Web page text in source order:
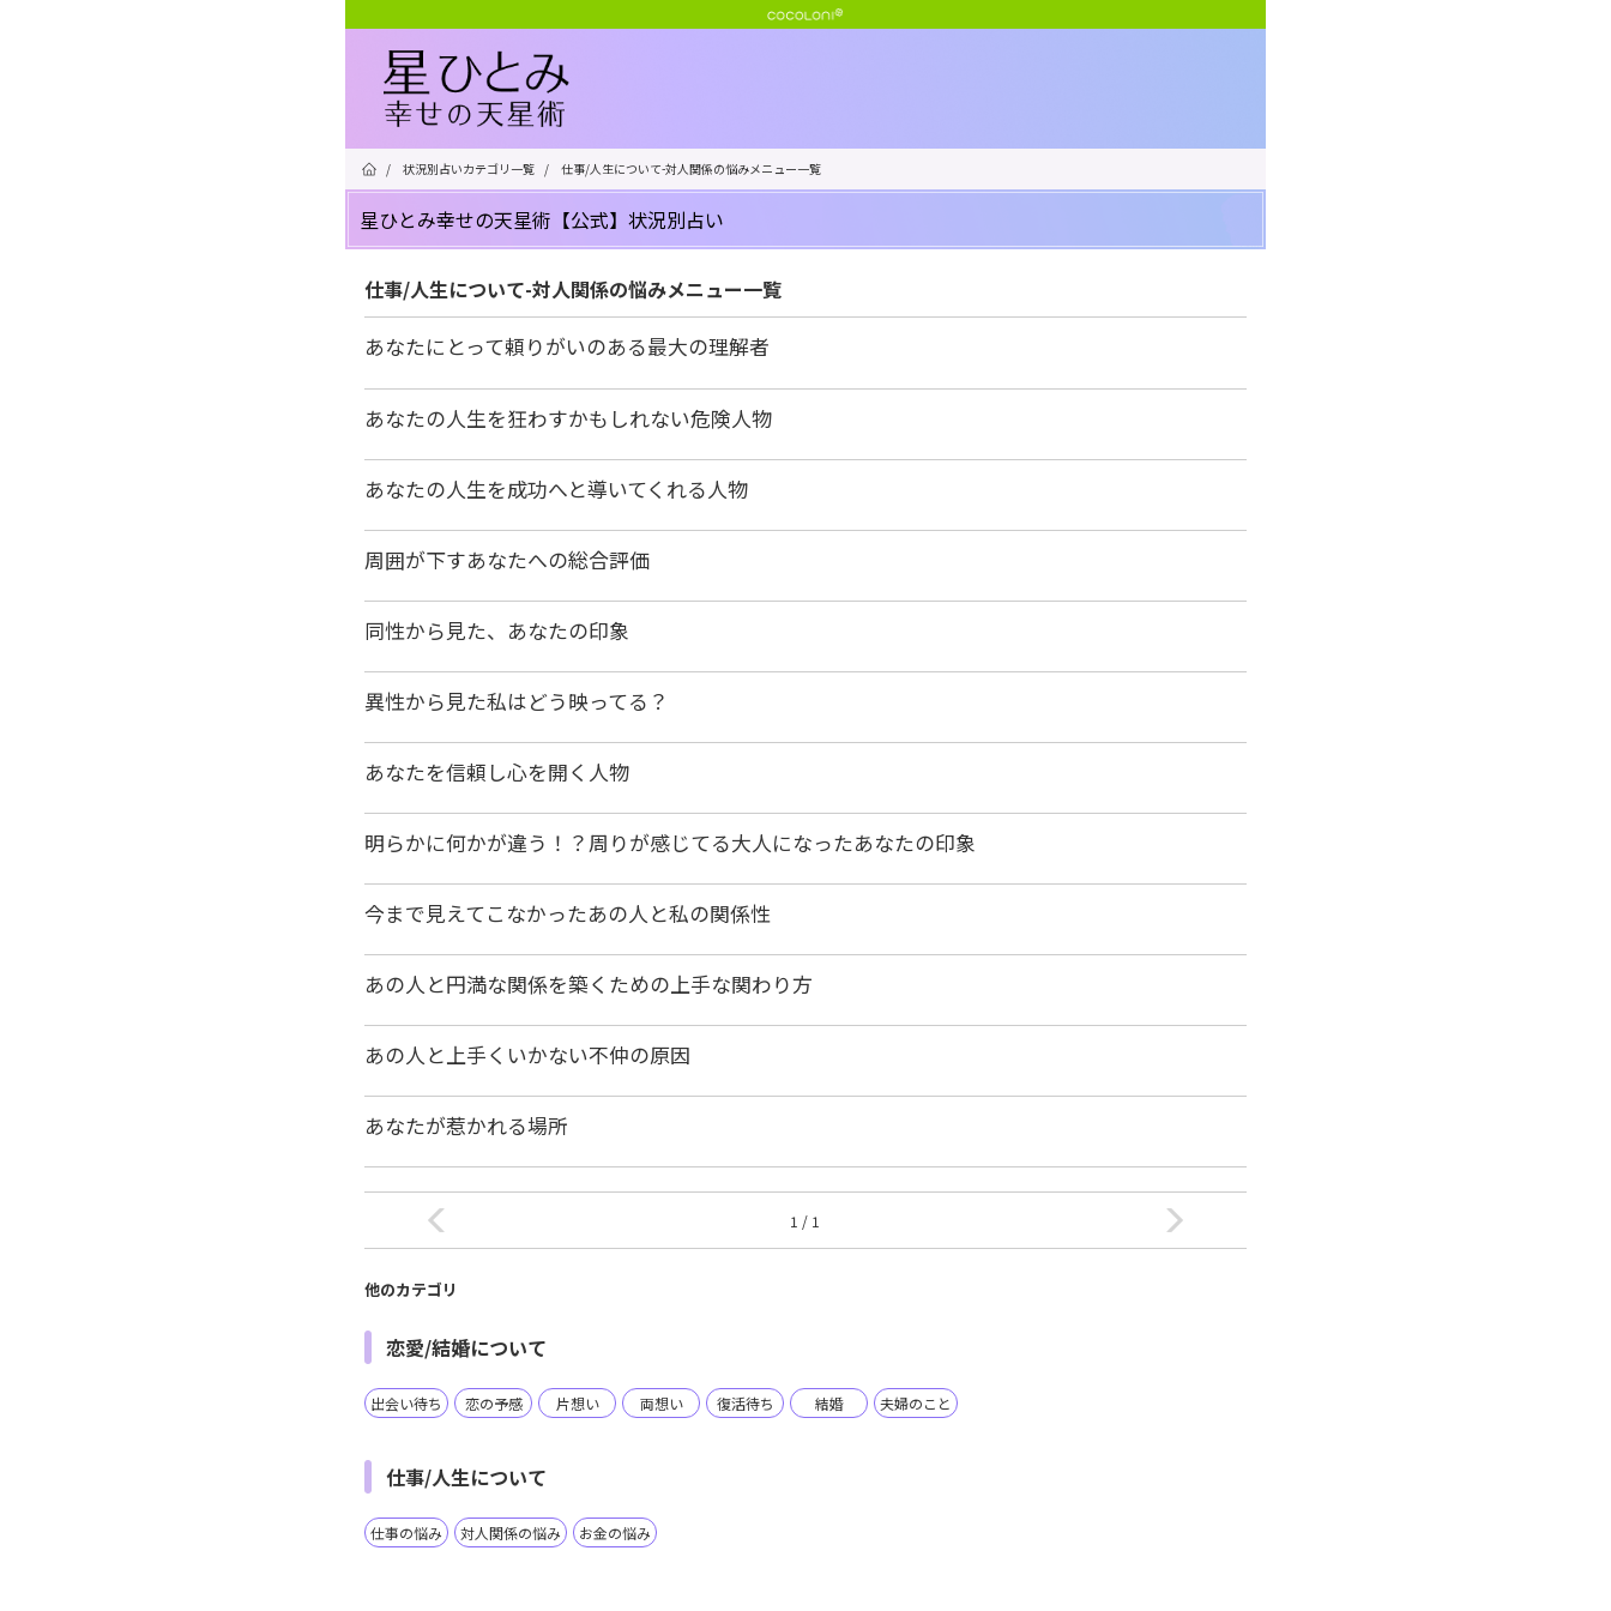
/ 状況別占いカテゴリ一覧 / 仕事/人生について-対人関係の悩みメニュー一覧
星ひとみ幸せの天星術【公式】状況別占い
仕事/人生について-対人関係の悩みメニュー一覧
あなたにとって頼りがいのある最大の理解者
あなたの人生を狂わすかもしれない危険人物
あなたの人生を成功へと導いてくれる人物
周囲が下すあなたへの総合評価
同性から見た、あなたの印象
異性から見た私はどう映ってる？
あなたを信頼し心を開く人物
明らかに何かが違う！？周りが感じてる大人になったあなたの印象
今まで見えてこなかったあの人と私の関係性
あの人と円満な関係を築くための上手な関わり方
あの人と上手くいかない不仲の原因
あなたが惹かれる場所
1 / 1
他のカテゴリ
恋愛/結婚について
出会い待ち 恋の予感 片想い 両想い 復活待ち 結婚 夫婦のこと
仕事/人生について
仕事の悩み 対人関係の悩み お金の悩み